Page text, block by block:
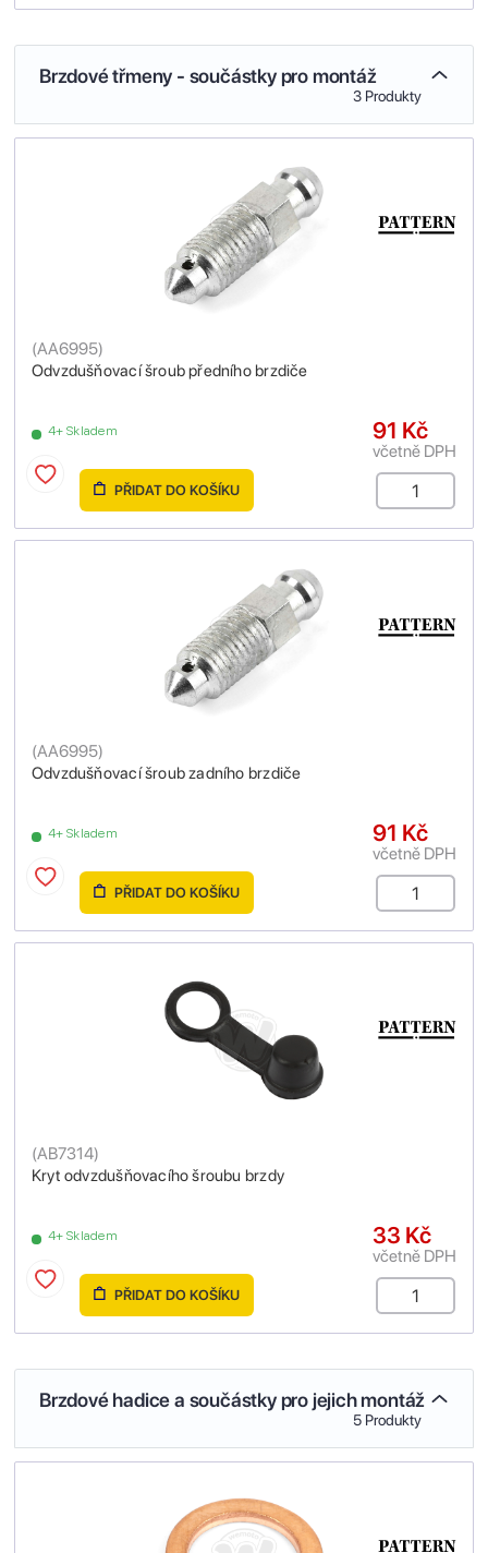
Brzdové třmeny - součástky pro montáž
3 Produkty
Odvzdušňovací šroub předního brzdiče
(AA6995)
4+ Skladem 91 Kč
včetně DPH
PŘIDAT DO KOŠÍKU
Odvzdušňovací šroub zadního brzdiče
(AA6995)
4+ Skladem 91 Kč
včetně DPH
PŘIDAT DO KOŠÍKU
Kryt odvzdušňovacího šroubu brzdy
(AB7314)
4+ Skladem 33 Kč
včetně DPH
PŘIDAT DO KOŠÍKU
Brzdové hadice a součástky pro jejich montáž
5 Produkty